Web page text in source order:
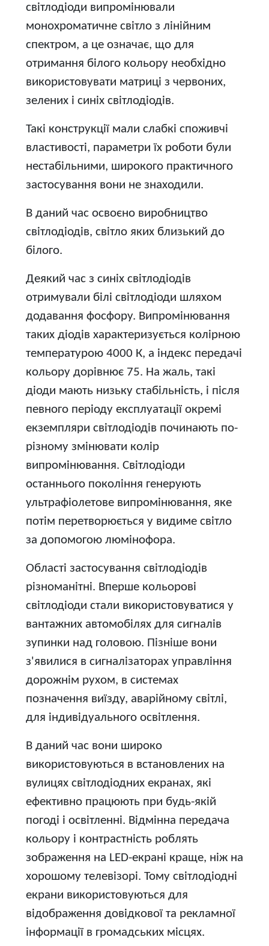
світлодіоди випромінювали
монохроматичне світло з лінійним
спектром, а це означає, що для
отримання білого кольору необхідно
використовувати матриці з червоних,
зелених і синіх світлодіодів.
Такі конструкції мали слабкі споживчі
властивості, параметри їх роботи були
нестабільними, широкого практичного
застосування вони не знаходили.
В даний час освоєно виробництво
світлодіодів, світло яких близький до
білого.
Деякий час з синіх світлодіодів
отримували білі світлодіоди шляхом
додавання фосфору. Випромінювання
таких діодів характеризується колірною
температурою 4000 К, а індекс передачі
кольору дорівнює 75. На жаль, такі
діоди мають низьку стабільність, і після
певного періоду експлуатації окремі
екземпляри світлодіодів починають по-
різному змінювати колір
випромінювання. Світлодіоди
останнього покоління генерують
ультрафіолетове випромінювання, яке
потім перетворюється у видиме світло
за допомогою люмінофора.
Області застосування світлодіодів
різноманітні. Вперше кольорові
світлодіоди стали використовуватися у
вантажних автомобілях для сигналів
зупинки над головою. Пізніше вони
з'явилися в сигналізаторах управління
дорожнім рухом, в системах
позначення виїзду, аварійному світлі,
для індивідуального освітлення.
В даний час вони широко
використовуються в встановлених на
вулицях світлодіодних екранах, які
ефективно працюють при будь-якій
погоді і освітленні. Відмінна передача
кольору і контрастність роблять
зображення на LED-екрані краще, ніж на
хорошому телевізорі. Тому світлодіодні
екрани використовуються для
відображення довідкової та рекламної
інформації в громадських місцях.